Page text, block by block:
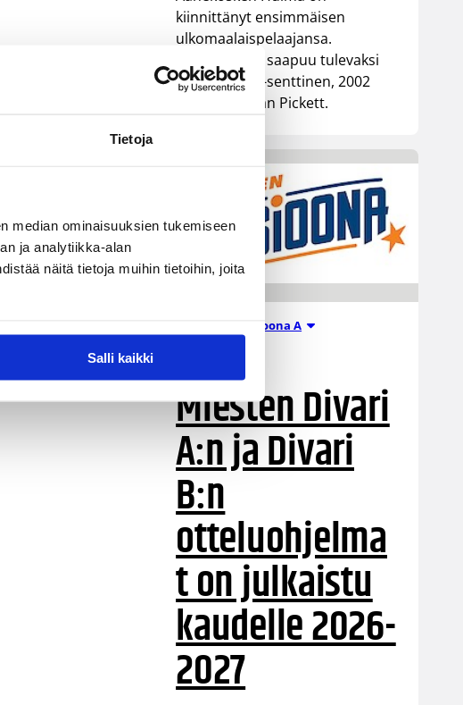
Tietoja
median ominaisuuksien tukemiseen
ja analytiikka-alan
näitä tietoja muihin tietoihin, joita
Salli kaikki
kiinnittänyt ensimmäisen
ulkomaalaispelaajansa.
Äänekoskelle saapuu tulevaksi
kaudeksi 196-senttinen, 2002
syntynyt Ethan Pickett.
Miesten I divisioona A
21.07.2026 07:12
Miesten Divari
A:n ja Divari
B:n
otteluohjelma
t on julkaistu
kaudelle 2026-
2027